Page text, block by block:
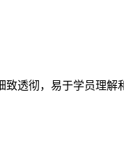
透彻，易于学员理解